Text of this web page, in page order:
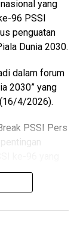
terpilih kedua
untuk Kalteng
medali
menuju
yang
96 PSSI
penguatan
Dunia 2030.
dalam forum
2030” yang
4/2026).
PSSI Pers
tren